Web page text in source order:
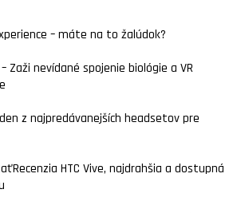
– máte na to žalúdok?
Zaži nevídané spojenie biológie a VR
z najpredávanejších headsetov pre
Recenzia HTC Vive, najdrahšia a dostupná